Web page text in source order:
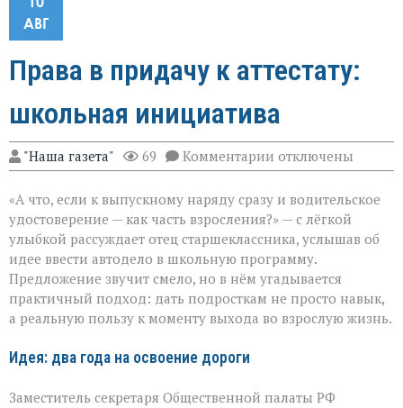
АВГ
Права в придачу к аттестату:
школьная инициатива
"Наша газета" 69 Комментарии к
записи
в
придачу
аттестату:
школьная
инициатива
отключены
«А что, если к выпускному наряду сразу и водительское
удостоверение — как часть взросления?» — с лёгкой
улыбкой рассуждает отец старшеклассника, услышав об
идее ввести автодело в школьную программу.
Предложение звучит смело, но в нём угадывается
практичный подход: дать подросткам не просто навык,
а реальную пользу к моменту выхода во взрослую жизнь.
Идея: два года на освоение дороги
Заместитель секретаря Общественной палаты РФ